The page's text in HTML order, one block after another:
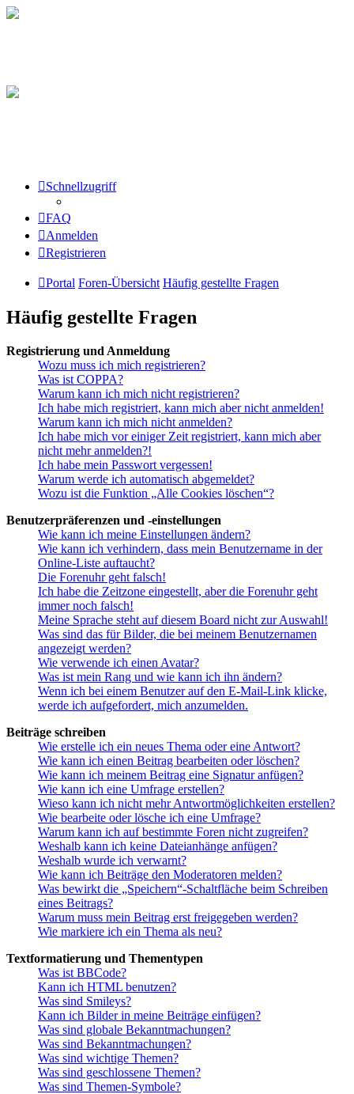
Schnellzugriff
FAQ
Anmelden
Registrieren
Portal Foren-Übersicht Häufig gestellte Fragen
Häufig gestellte Fragen
Registrierung und Anmeldung
Wozu muss ich mich registrieren?
Was ist COPPA?
Warum kann ich mich nicht registrieren?
Ich habe mich registriert, kann mich aber nicht anmelden!
Warum kann ich mich nicht anmelden?
Ich habe mich vor einiger Zeit registriert, kann mich aber
nicht mehr anmelden?!
Ich habe mein Passwort vergessen!
Warum werde ich automatisch abgemeldet?
Wozu ist die Funktion „Alle Cookies löschen“?
Benutzerpräferenzen und -einstellungen
Wie kann ich meine Einstellungen ändern?
Wie kann ich verhindern, dass mein Benutzername in der
Online-Liste auftaucht?
Die Forenuhr geht falsch!
Ich habe die Zeitzone eingestellt, aber die Forenuhr geht
immer noch falsch!
Meine Sprache steht auf diesem Board nicht zur Auswahl!
Was sind das für Bilder, die bei meinem Benutzernamen
angezeigt werden?
Wie verwende ich einen Avatar?
Was ist mein Rang und wie kann ich ihn ändern?
Wenn ich bei einem Benutzer auf den E-Mail-Link klicke,
werde ich aufgefordert, mich anzumelden.
Beiträge schreiben
Wie erstelle ich ein neues Thema oder eine Antwort?
Wie kann ich einen Beitrag bearbeiten oder löschen?
Wie kann ich meinem Beitrag eine Signatur anfügen?
Wie kann ich eine Umfrage erstellen?
Wieso kann ich nicht mehr Antwortmöglichkeiten erstellen?
Wie bearbeite oder lösche ich eine Umfrage?
Warum kann ich auf bestimmte Foren nicht zugreifen?
Weshalb kann ich keine Dateianhänge anfügen?
Weshalb wurde ich verwarnt?
Wie kann ich Beiträge den Moderatoren melden?
Was bewirkt die „Speichern“-Schaltfläche beim Schreiben
eines Beitrags?
Warum muss mein Beitrag erst freigegeben werden?
Wie markiere ich ein Thema als neu?
Textformatierung und Thementypen
Was ist BBCode?
Kann ich HTML benutzen?
Was sind Smileys?
Kann ich Bilder in meine Beiträge einfügen?
Was sind globale Bekanntmachungen?
Was sind Bekanntmachungen?
Was sind wichtige Themen?
Was sind geschlossene Themen?
Was sind Themen-Symbole?